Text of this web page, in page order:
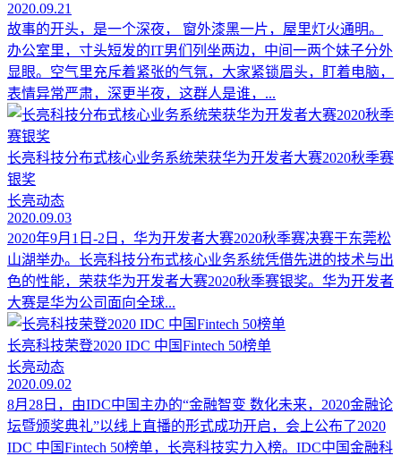
2020.09.21
故事的开头，是一个深夜， 窗外漆黑一片，屋里灯火通明。
办公室里，寸头短发的IT男们列坐两边，中间一两个妹子分外
显眼。空气里充斥着紧张的气氛，大家紧锁眉头，盯着电脑，
表情异常严肃，深更半夜，这群人是谁，...
长亮科技分布式核心业务系统荣获华为开发者大赛2020秋季赛
银奖
长亮动态
2020.09.03
2020年9月1日-2日，华为开发者大赛2020秋季赛决赛于东莞松
山湖举办。长亮科技分布式核心业务系统凭借先进的技术与出
色的性能，荣获华为开发者大赛2020秋季赛银奖。华为开发者
大赛是华为公司面向全球...
长亮科技荣登2020 IDC 中国Fintech 50榜单
长亮动态
2020.09.02
8月28日，由IDC中国主办的“金融智变 数化未来，2020金融论
坛暨颁奖典礼”以线上直播的形式成功开启，会上公布了2020
IDC 中国Fintech 50榜单，长亮科技实力入榜。IDC中国金融科